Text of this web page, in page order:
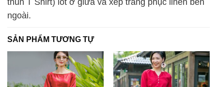
ngoài.
SẢN PHẨM TƯƠNG TỰ